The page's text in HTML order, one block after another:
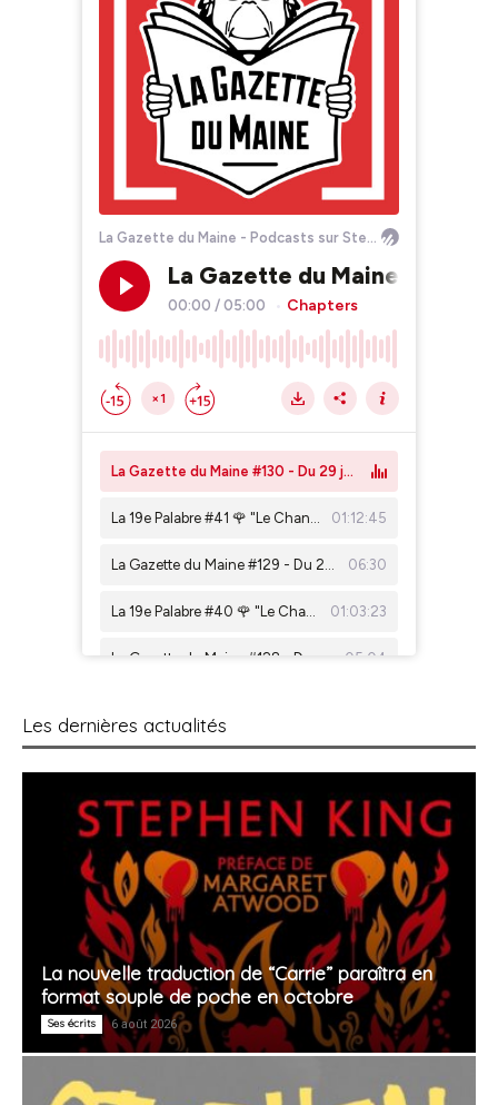
Les dernières actualités
La nouvelle traduction de “Carrie” paraîtra en
format souple de poche en octobre
Ses écrits 6 août 2026